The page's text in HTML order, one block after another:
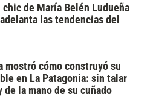
chic de María Belén Ludueña
las tendencias del
mostró cómo construyó su
en La Patagonia: sin talar
de la mano de su cuñado